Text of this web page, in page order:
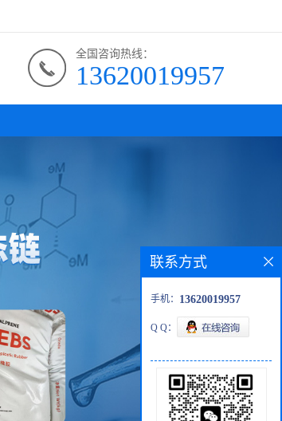
全国咨询热线：
13620019957
联系方式
手机： 13620019957
Q Q：